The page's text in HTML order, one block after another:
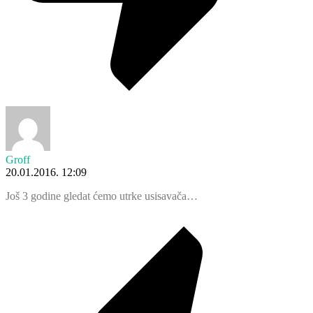
Groff
20.01.2016. 12:09
Još 3 godine gledat ćemo utrke usisavača…